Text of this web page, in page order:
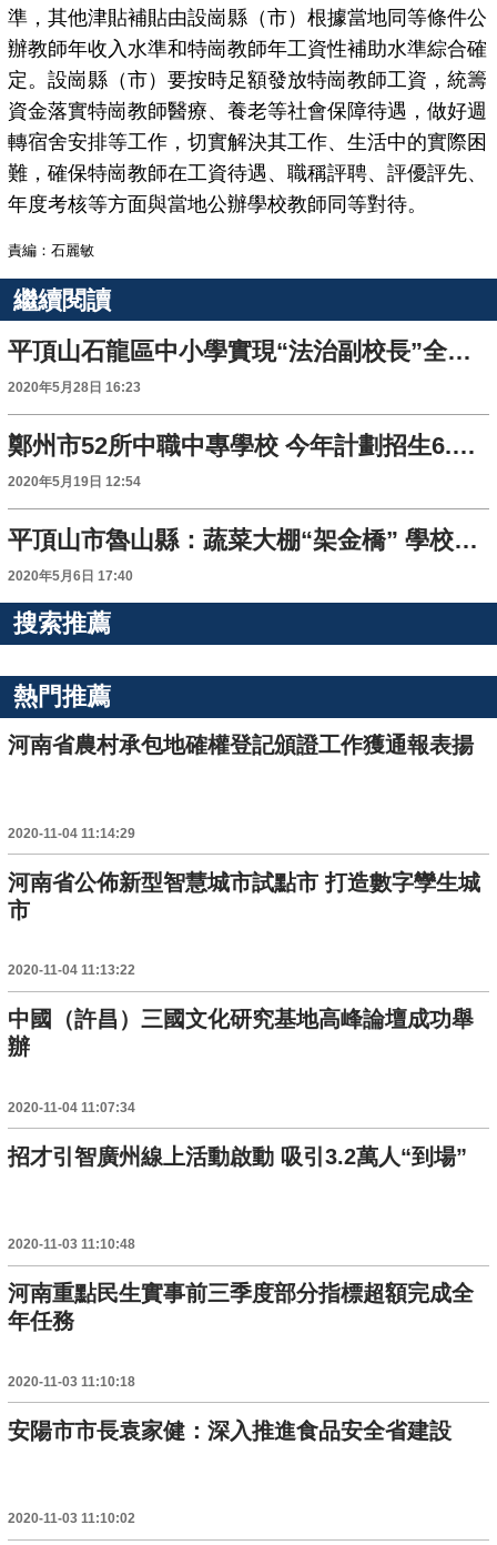
準，其他津貼補貼由設崗縣（市）根據當地同等條件公
辦教師年收入水準和特崗教師年工資性補助水準綜合確
定。設崗縣（市）要按時足額發放特崗教師工資，統籌
資金落實特崗教師醫療、養老等社會保障待遇，做好週
轉宿舍安排等工作，切實解決其工作、生活中的實際困
難，確保特崗教師在工資待遇、職稱評聘、評優評先、
年度考核等方面與當地公辦學校教師同等對待。
責編：石麗敏
繼續閱讀
平頂山石龍區中小學實現“法治副校長”全覆蓋
2020年5月28日 16:23
鄭州市52所中職中專學校 今年計劃招生6.8萬人
2020年5月19日 12:54
平頂山市魯山縣：蔬菜大棚“架金橋” 學校村莊“心連心”
2020年5月6日 17:40
搜索推薦
熱門推薦
河南省農村承包地確權登記頒證工作獲通報表揚
2020-11-04 11:14:29
河南省公佈新型智慧城市試點市 打造數字孿生城
市
2020-11-04 11:13:22
中國（許昌）三國文化研究基地高峰論壇成功舉
辦
2020-11-04 11:07:34
招才引智廣州線上活動啟動 吸引3.2萬人“到場”
2020-11-03 11:10:48
河南重點民生實事前三季度部分指標超額完成全
年任務
2020-11-03 11:10:18
安陽市市長袁家健：深入推進食品安全省建設
2020-11-03 11:10:02